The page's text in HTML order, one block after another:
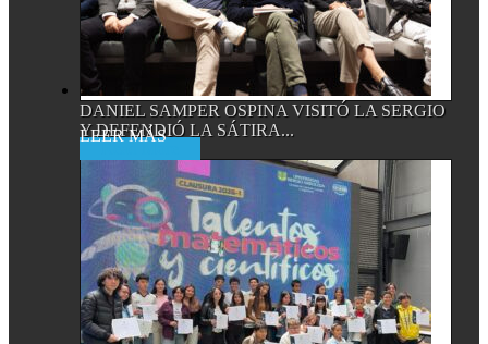
DANIEL SAMPER OSPINA VISITÓ LA SERGIO
Y DEFENDIÓ LA SÁTIRA...